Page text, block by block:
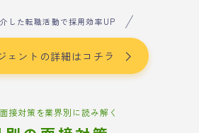
した転職活動で採用効率UP
ェントの詳細はコチラ
接対策を業界別に読み解く